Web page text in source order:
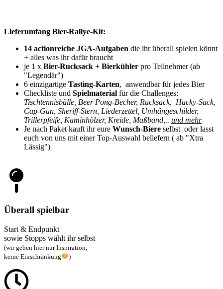
Lieferumfang Bier-Rallye-Kit:
14 actionreiche JGA-Aufgaben die ihr überall spielen könnt
+ alles was ihr dafür braucht
je 1 x Bier-Rucksack + Bierkühler pro Teilnehmer (ab
"Legendär")
6 einzigartige Tasting-Karten, anwendbar für jedes Bier
Checkliste und Spielmaterial für die Challenges:
Tischtennisbälle, Beer Pong-Becher, Rucksack, Hacky-Sack,
Cap-Gun, Sheriff-Stern, Liederzettel, Umhängeschilder,
Trillerpfeife, Kaminhölzer, Kreide, Maßband,.. und mehr
Je nach Paket kauft ihr eure Wunsch-Biere selbst oder lasst
euch von uns mit einer Top-Auswahl beliefern ( ab "Xtra
Lässig")
Überall spielbar
Start & Endpunkt
sowie Stopps wählt ihr selbst
(wir geben hier nur Inspiration,
keine Einschränkung
)